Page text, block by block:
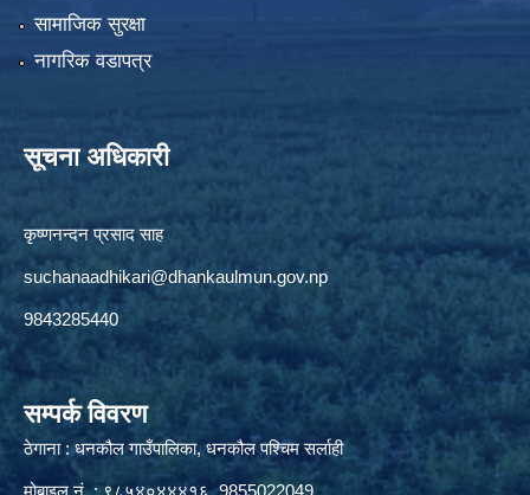
सामाजिक सुरक्षा
नागरिक वडापत्र
सूचना अधिकारी
कृष्णनन्दन प्रसाद साह
suchanaadhikari@dhankaulmun.gov.np
9843285440
सम्पर्क विवरण
ठेगाना : धनकौल गाउँपालिका, धनकौल पश्चिम सर्लाही